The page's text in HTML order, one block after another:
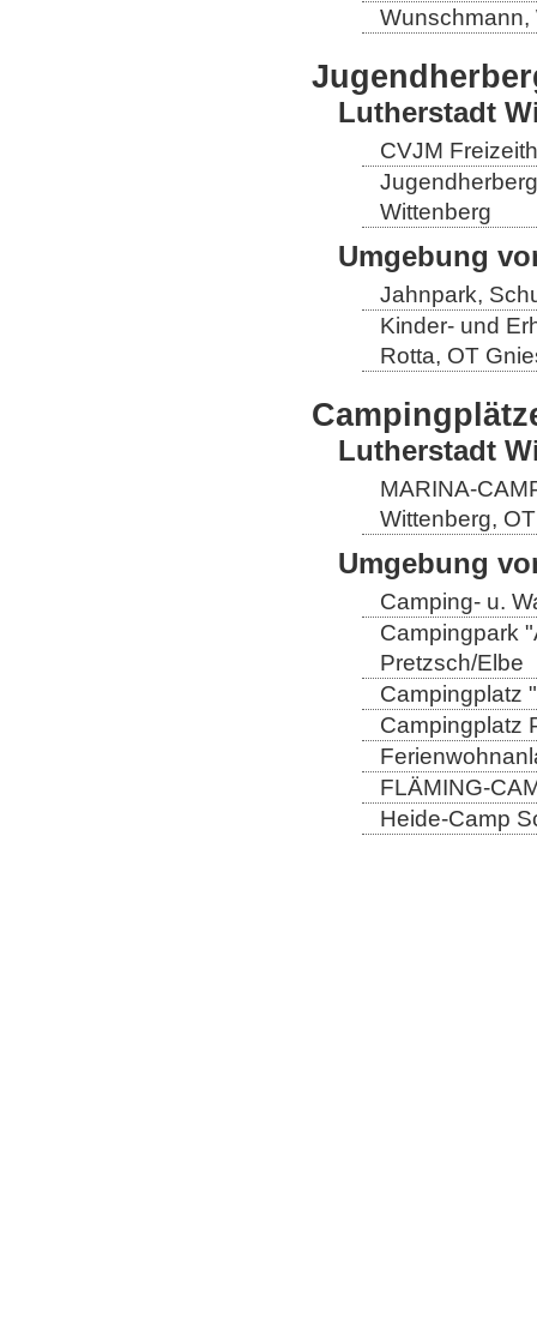
Wunschmann,
Lutherstadt
CVJM
Wittenberg
Umgebung
Jahnpark,
Kinder- und
Rotta, OT
Lutherstadt
MARINA-
Wittenberg,
Umgebung
Camping- u.
Campingpark
Pretzsch/Elbe
Campingplatz
Campingplatz
FLÄMING-
Heide-Camp